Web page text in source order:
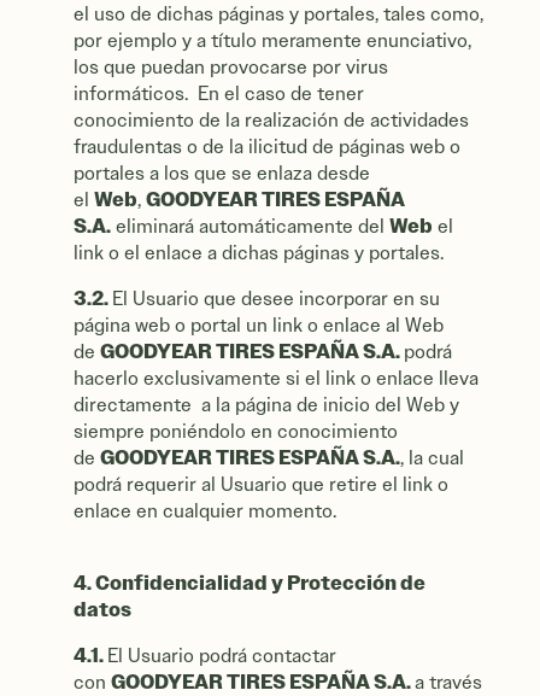
el uso de dichas páginas y portales, tales como,
por ejemplo y a título meramente enunciativo,
los que puedan provocarse por virus
informáticos. En el caso de tener
conocimiento de la realización de actividades
fraudulentas o de la ilicitud de páginas web o
portales a los que se enlaza desde
el Web, GOODYEAR TIRES ESPAÑA
S.A. eliminará automáticamente del Web el
link o el enlace a dichas páginas y portales.
3.2. El Usuario que desee incorporar en su
página web o portal un link o enlace al Web
de GOODYEAR TIRES ESPAÑA S.A. podrá
hacerlo exclusivamente si el link o enlace lleva
directamente a la página de inicio del Web y
siempre poniéndolo en conocimiento
de GOODYEAR TIRES ESPAÑA S.A., la cual
podrá requerir al Usuario que retire el link o
enlace en cualquier momento.
4. Confidencialidad y Protección de
datos
4.1. El Usuario podrá contactar
con GOODYEAR TIRES ESPAÑA S.A.a través